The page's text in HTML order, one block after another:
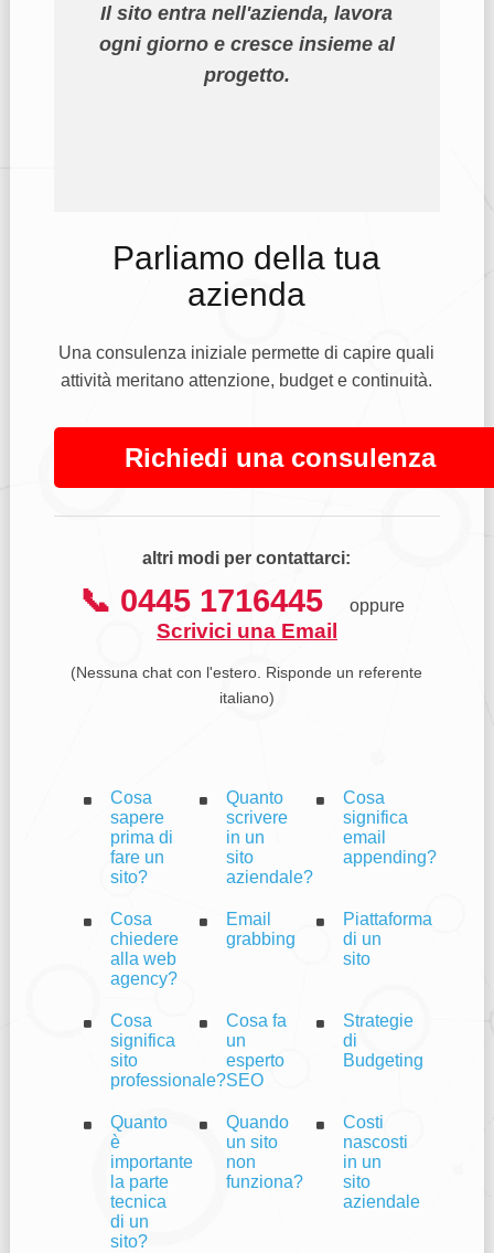
Il sito entra nell'azienda, lavora
ogni giorno e cresce insieme al
progetto.
Parliamo della tua
azienda
Una consulenza iniziale permette di capire quali
attività meritano attenzione, budget e continuità.
Richiedi una consulenza
altri modi per contattarci:
📞 0445 1716445 oppure
Scrivici una Email
(Nessuna chat con l'estero. Risponde un referente
italiano)
Cosa
sapere
prima di
fare un
sito?
Quanto
scrivere
in un
sito
aziendale?
Cosa
significa
email
appending?
Cosa
chiedere
alla web
agency?
Email
grabbing
Piattaforma
di un
sito
Cosa
significa
sito
professionale?
Cosa fa
un
esperto
SEO
Strategie
di
Budgeting
Quanto
è
importante
la parte
tecnica
di un
sito?
Quando
un sito
non
funziona?
Costi
nascosti
in un
sito
aziendale